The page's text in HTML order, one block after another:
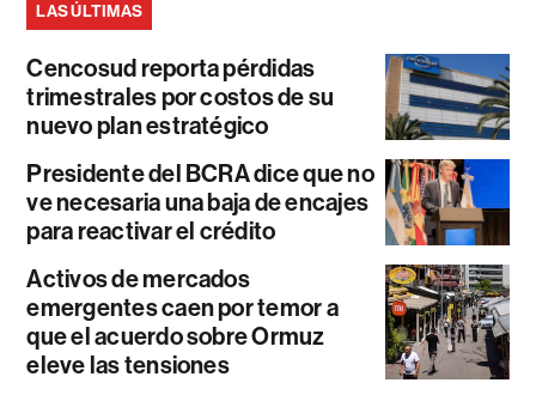
LAS ÚLTIMAS
Cencosud reporta pérdidas
trimestrales por costos de su
nuevo plan estratégico
Presidente del BCRA dice que no
ve necesaria una baja de encajes
para reactivar el crédito
Activos de mercados
emergentes caen por temor a
que el acuerdo sobre Ormuz
eleve las tensiones